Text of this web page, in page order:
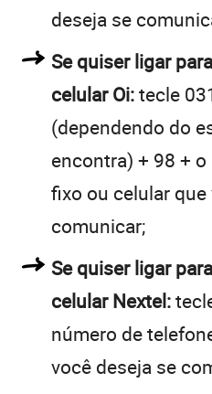
deseja se
Se quiser ligar
celular Oi:tecle
(dependendo do
encontra) + 98 +
fixo ou celular
comunicar;
Se quiser ligar
celular Nextel:
número de
você deseja se